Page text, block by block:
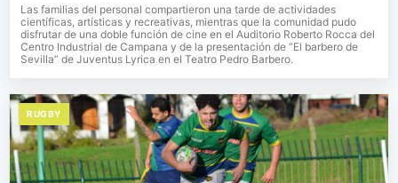
Las familias del personal compartieron una tarde de actividades
científicas, artísticas y recreativas, mientras que la comunidad pudo
disfrutar de una doble función de cine en el Auditorio Roberto Rocca del
Centro Industrial de Campana y de la presentación de “El barbero de
Sevilla” de Juventus Lyrica en el Teatro Pedro Barbero.
RUGBY